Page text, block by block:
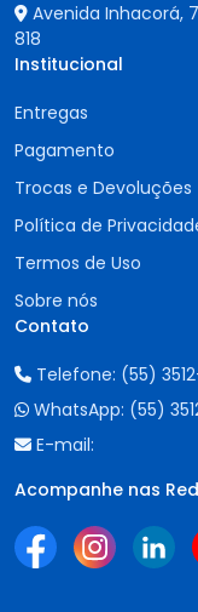
Avenida Inhacorá,
818
Institucional
Entregas
Pagamento
Trocas e Devoluções
Política de
Termos de Uso
Sobre nós
Contato
Telefone: (55)
WhatsApp: (55)
E-mail:
Acompanhe nas